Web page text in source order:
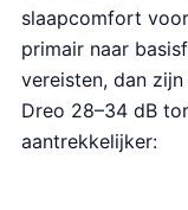
slaapcomfort
primair naar
vereisten, dan
Dreo 28–34 dB
aantrekkelijker: